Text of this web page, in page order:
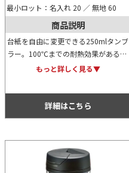
最小ロット：名入れ 20 ／ 無地 60
商品説明
台紙を自由に変更できる250mlタンブ
ラー。100℃までの耐熱効果がある
上、開閉式の飲み口が非常に便利。カ
ので、お好みでお選びください。
もっと詳しく見る▼
詳細はこちら